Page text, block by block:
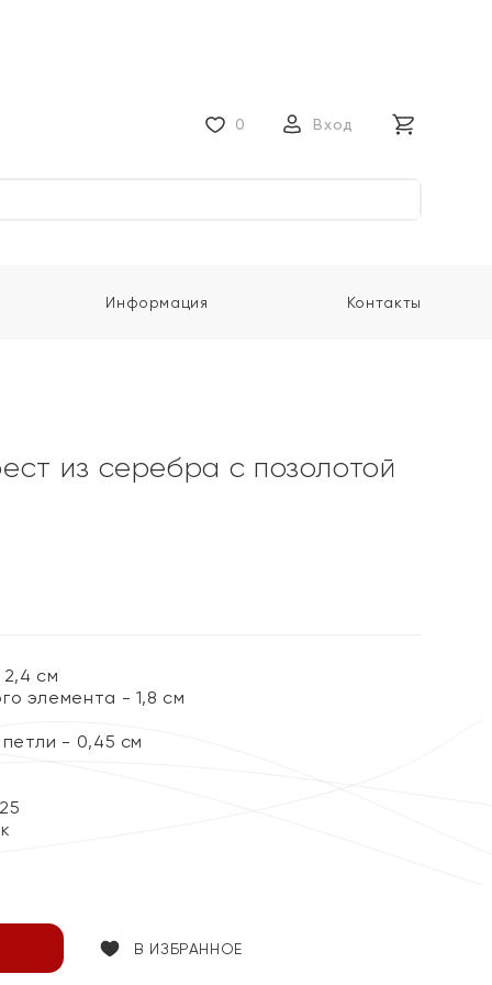
0 Вход
Информация Контакты
из серебра с позолотой
см
элемента - 1,8 см
- 0,45 см
В ИЗБРАННОЕ